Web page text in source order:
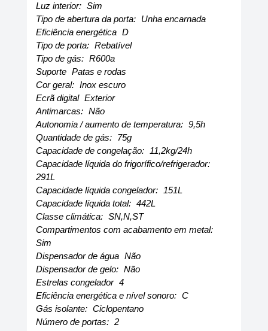
Luz interior: Sim
Tipo de abertura da porta: Unha encarnada
Eficiência energética D
Tipo de porta: Rebatível
Tipo de gás: R600a
Suporte Patas e rodas
Cor geral: Inox escuro
Ecrã digital Exterior
Antimarcas: Não
Autonomia / aumento de temperatura: 9,5h
Quantidade de gás: 75g
Capacidade de congelação: 11,2kg/24h
Capacidade líquida do frigorífico/refrigerador:
291L
Capacidade líquida congelador: 151L
Capacidade líquida total: 442L
Classe climática: SN,N,ST
Compartimentos com acabamento em metal:
Sim
Dispensador de água Não
Dispensador de gelo: Não
Estrelas congelador 4
Eficiência energética e nível sonoro: C
Gás isolante: Ciclopentano
Número de portas: 2